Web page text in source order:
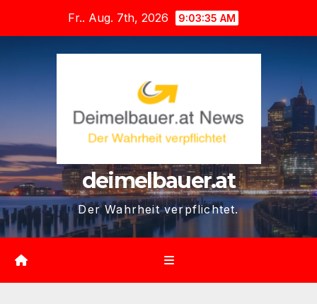
Fr.. Aug. 7th, 2026 9:03:37 AM
deimelbauer.at
Der Wahrheit verpflichtet.